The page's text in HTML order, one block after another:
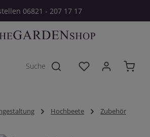
06821 - 207 17 17
Du hast 0
Hochbeete Zubehör